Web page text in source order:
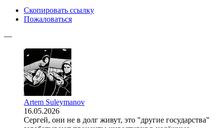
Скопировать ссылку
Пожаловаться
—
Artem Suleymanov
16.05.2026
Сергей, они не в долг живут, это "другие государства"